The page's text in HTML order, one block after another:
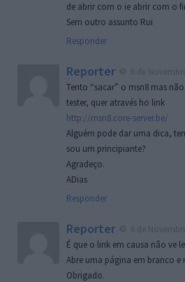
de abrir com o ie abrir com o
Sem outro assunto Rui
Responder
Reporter
Tento “sacar” o msn8 mas
tester, quer através ho link
http://msn8.core-server.be/
Alguém pode dar uma dica,
sou um principiante?
Agradeço.
ADias
Responder
Reporter
É que o link em causa não ve
Abre uma página em branco e
Obrigado.